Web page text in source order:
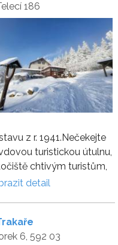
186
z r. 1941.Nečekejte
turistickou útulnu,
chtivým turistům,
detail
6, 592 03